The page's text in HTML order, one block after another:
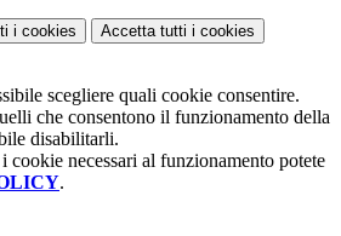
i cookies Accetta tutti i cookies
scegliere quali cookie consentire.
che consentono il funzionamento della
disabilitarli.
cookie necessari al funzionamento potete
.